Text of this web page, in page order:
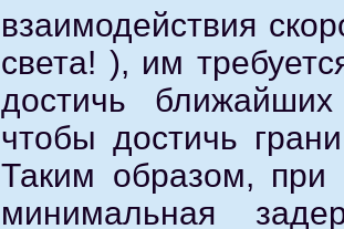
взаимодействия
света! ), им
достичь
чтобы достичь
Таким образом, при
минимальная